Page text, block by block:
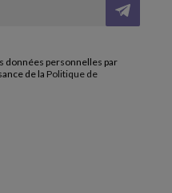
données personnelles par
de la Politique de